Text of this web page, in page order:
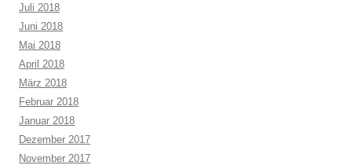
Juli 2018
Juni 2018
Mai 2018
April 2018
März 2018
Februar 2018
Januar 2018
Dezember 2017
November 2017